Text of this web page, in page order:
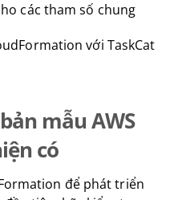
các tham số chung
với TaskCat
mẫu AWS
có
để phát triển